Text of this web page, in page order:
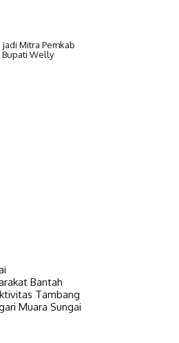
jadi Mitra Pemkab
Bupati Welly
Bantah
Tambang
Muara Sungai